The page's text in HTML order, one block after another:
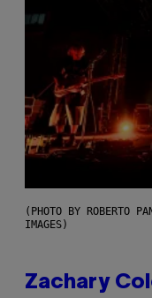
(PHOTO BY ROBERTO
IMAGES)
Zachary